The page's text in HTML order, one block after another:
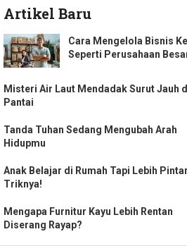
Artikel Baru
Cara Mengelola Bisnis
Seperti Perusahaan
Misteri Air Laut Mendadak Surut Jauh
Pantai
Tanda Tuhan Sedang Mengubah Arah
Hidupmu
Anak Belajar di Rumah Tapi Lebih
Triknya!
Mengapa Furnitur Kayu Lebih Rentan
Diserang Rayap?